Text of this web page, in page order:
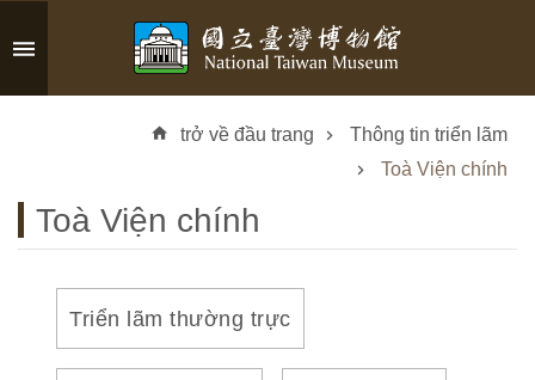
Skip to main content
c
e
e
trở về đầu trang
Thông tin triển lãm
Toà Viện chính
Toà Viện chính
Triển lãm thường trực